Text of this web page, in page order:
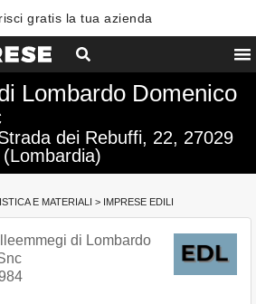
gratis la tua azienda
Lombardo Domenico
dei Rebuffi, 22, 27029
E MATERIALI > IMPRESE EDILI
di Lombardo